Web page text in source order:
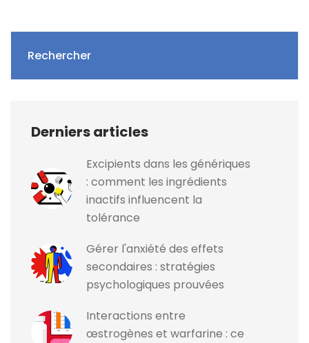
Rechercher
Derniers articles
Excipients dans les génériques
: comment les ingrédients
inactifs influencent la
tolérance
Gérer l'anxiété des effets
secondaires : stratégies
psychologiques prouvées
Interactions entre
œstrogènes et warfarine : ce